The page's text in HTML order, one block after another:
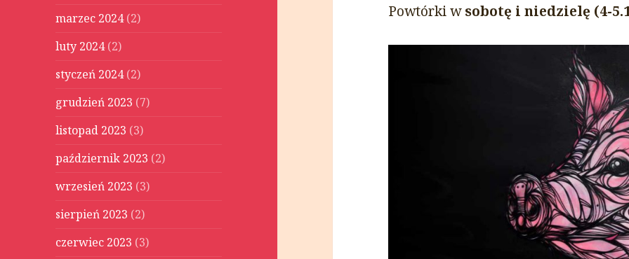
marzec 2024(2)
luty 2024(2)
styczeń 2024(2)
grudzień 2023 (7)
listopad 2023 (3)
październik 2023 (2)
wrzesień 2023 (3)
sierpień 2023 (2)
czerwiec 2023 (3)
Powtórki wsobotę i niedzielę (4-